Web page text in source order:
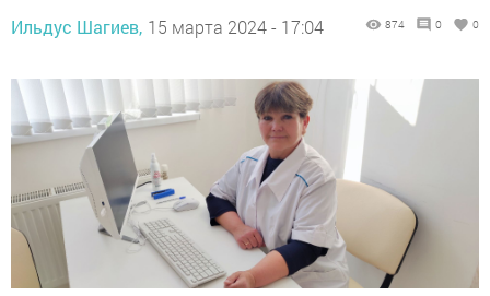
Ильдус Шагиев, 15 марта 2024 - 17:04 874 0 0